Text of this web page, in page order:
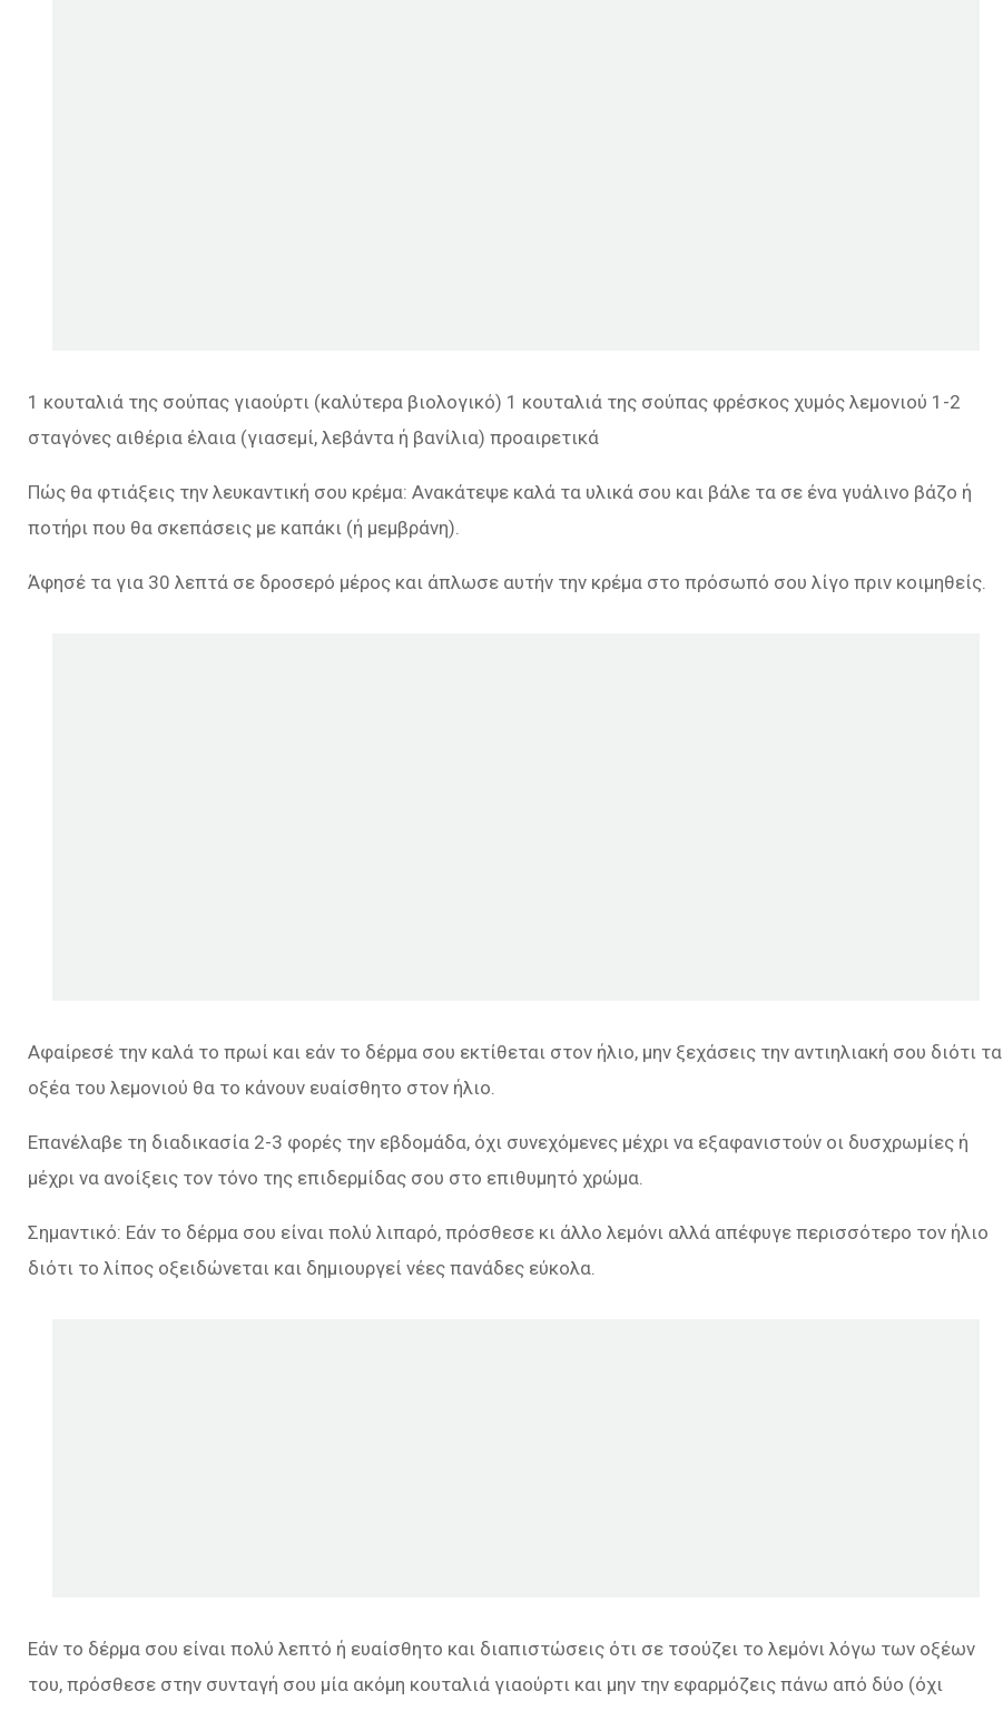
1 κουταλιά της σούπας γιαούρτι (καλύτερα βιολογικό) 1 κουταλιά της σούπας φρέσκος χυμός λεμονιού 1-2
σταγόνες αιθέρια έλαια (γιασεμί, λεβάντα ή βανίλια) προαιρετικά
Πώς θα φτιάξεις την λευκαντική σου κρέμα: Ανακάτεψε καλά τα υλικά σου και βάλε τα σε ένα γυάλινο βάζο ή
ποτήρι που θα σκεπάσεις με καπάκι (ή μεμβράνη).
Άφησέ τα για 30 λεπτά σε δροσερό μέρος και άπλωσε αυτήν την κρέμα στο πρόσωπό σου λίγο πριν κοιμηθείς.
Αφαίρεσέ την καλά το πρωί και εάν το δέρμα σου εκτίθεται στον ήλιο, μην ξεχάσεις την αντιηλιακή σου διότι τα
οξέα του λεμονιού θα το κάνουν ευαίσθητο στον ήλιο.
Επανέλαβε τη διαδικασία 2-3 φορές την εβδομάδα, όχι συνεχόμενες μέχρι να εξαφανιστούν οι δυσχρωμίες ή
μέχρι να ανοίξεις τον τόνο της επιδερμίδας σου στο επιθυμητό χρώμα.
Σημαντικό: Εάν το δέρμα σου είναι πολύ λιπαρό, πρόσθεσε κι άλλο λεμόνι αλλά απέφυγε περισσότερο τον ήλιο
διότι το λίπος οξειδώνεται και δημιουργεί νέες πανάδες εύκολα.
Εάν το δέρμα σου είναι πολύ λεπτό ή ευαίσθητο και διαπιστώσεις ότι σε τσούζει το λεμόνι λόγω των οξέων
του, πρόσθεσε στην συνταγή σου μία ακόμη κουταλιά γιαούρτι και μην την εφαρμόζεις πάνω από δύο (όχι